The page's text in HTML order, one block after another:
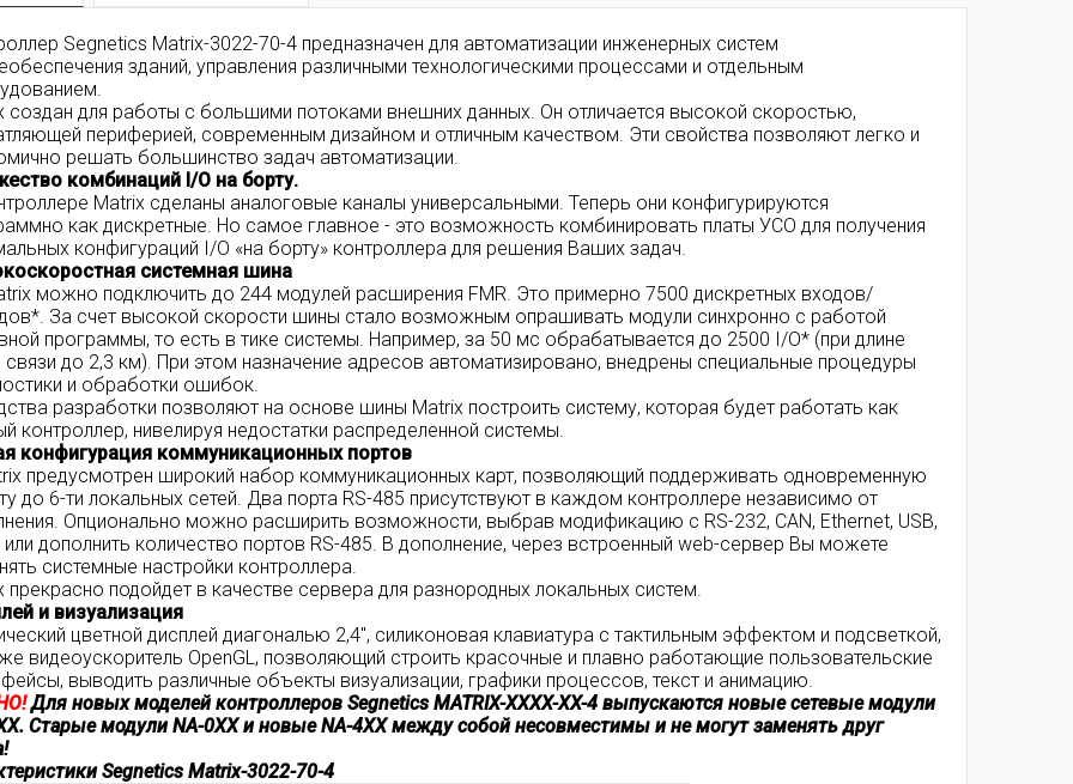
Segnetics Matrix-3022-70-4 предназначен для автоматизации инженерных систем
зданий, управления различными технологическими процессами и отдельным
создан для работы с большими потоками внешних данных. Он отличается высокой скоростью,
периферией, современным дизайном и отличным качеством. Эти свойства позволяют легко и
решать большинство задач автоматизации.
комбинаций I/O на борту.
Matrix сделаны аналоговые каналы универсальными. Теперь они конфигурируются
как дискретные. Но самое главное - это возможность комбинировать платы УСО для получения
конфигураций I/O «на борту» контроллера для решения Ваших задач.
системная шина
можно подключить до 244 модулей расширения FMR. Это примерно 7500 дискретных входов/
За счет высокой скорости шины стало возможным опрашивать модули синхронно с работой
программы, то есть в тике системы. Например, за 50 мс обрабатывается до 2500 I/O* (при длине
связи до 2,3 км). При этом назначение адресов автоматизировано, внедрены специальные процедуры
и обработки ошибок.
разработки позволяют на основе шины Matrix построить систему, которая будет работать как
контроллер, нивелируя недостатки распределенной системы.
конфигурация коммуникационных портов
предусмотрен широкий набор коммуникационных карт, позволяющий поддерживать одновременную
до 6-ти локальных сетей. Два порта RS-485 присутствуют в каждом контроллере независимо от
Опционально можно расширить возможности, выбрав модификацию с RS-232, CAN, Ethernet, USB,
или дополнить количество портов RS-485. В дополнение, через встроенный web-сервер Вы можете
системные настройки контроллера.
прекрасно подойдет в качестве сервера для разнородных локальных систем.
и визуализация
цветной дисплей диагональю 2,4", силиконовая клавиатура с тактильным эффектом и подсветкой,
видеоускоритель OpenGL, позволяющий строить красочные и плавно работающие пользовательские
выводить различные объекты визуализации, графики процессов, текст и анимацию.
Для новых моделей контроллеров Segnetics MATRIX-XXXX-XX-4 выпускаются новые сетевые модули
Старые модули NA-0XX и новые NA-4XX между собой несовместимы и не могут заменять друг
Segnetics Matrix-3022-70-4